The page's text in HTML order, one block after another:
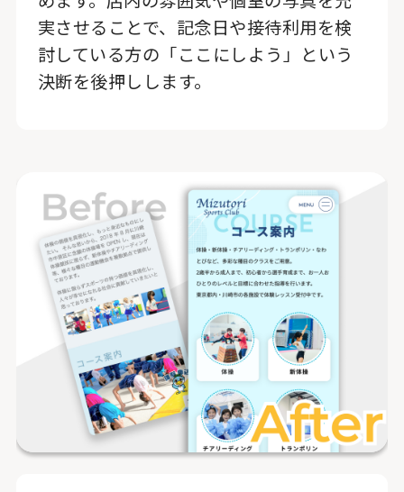
実させることで、記念日や接待利用を検
討している方の「ここにしよう」という
決断を後押しします。